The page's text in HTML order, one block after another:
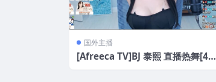
国外主播
[Afreeca TV]BJ 泰熙 直播热舞[4V-